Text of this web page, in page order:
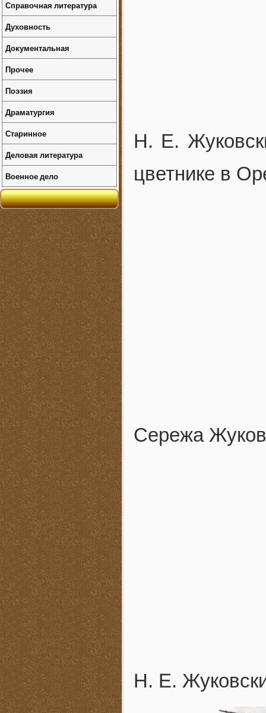
Н. Е.
цветнике в
Сережа
Н. Е.
Справочная литература
Духовность
Документальная
Прочее
Поэзия
Драматургия
Старинное
Деловая литература
Военное дело